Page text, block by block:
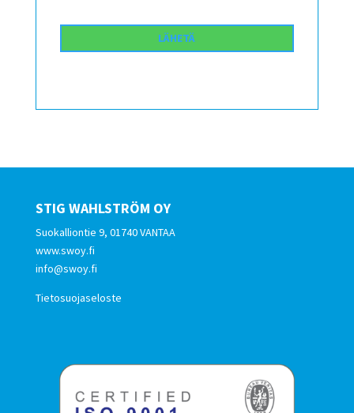
STIG WAHLSTRÖM OY
Suokalliontie 9, 01740 VANTAA
www.swoy.fi
info@swoy.fi
Tietosuojaseloste